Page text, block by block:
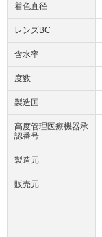
着色直径
レンズBC
含水率
度数
製造国
高度管理医療機器承
認番号
製造元
販売元